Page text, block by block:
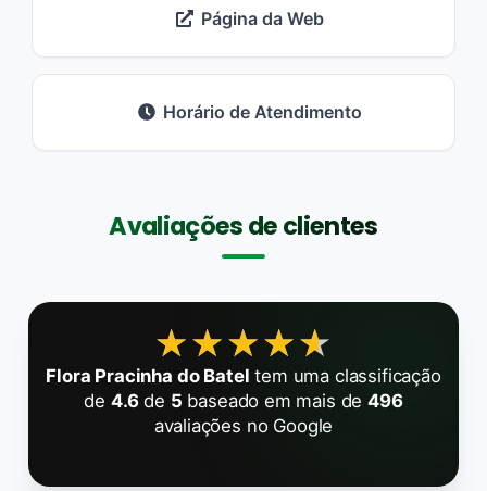
Página da Web
Horário de Atendimento
Avaliações de clientes
★★★★★
★★★★★
Flora Pracinha do Batel tem uma classificação
de 4.6de 5 baseado em mais de496
avaliações no Google